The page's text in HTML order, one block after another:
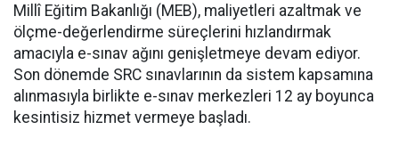
Millî Eğitim Bakanlığı (MEB), maliyetleri azaltmak ve
ölçme-değerlendirme süreçlerini hızlandırmak
amacıyla e-sınav ağını genişletmeye devam ediyor.
Son dönemde SRC sınavlarının da sistem kapsamına
alınmasıyla birlikte e-sınav merkezleri 12 ay boyunca
kesintisiz hizmet vermeye başladı.